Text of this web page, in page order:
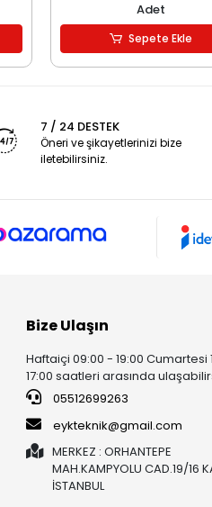
Adet
Sepete Ekle
7 / 24 DESTEK
Öneri ve şikayetlerinizi bize
iletebilirsiniz.
Bize Ulaşın
Haftaiçi 09:00 - 19:00 Cumartesi
17:00 saatleri arasında
05512699263
eykteknik@gmail.com
MERKEZ : ORHANTEPE
MAH.KAMPYOLU CAD.19/16
İSTANBUL